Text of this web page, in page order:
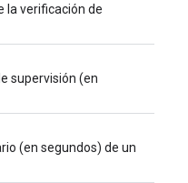
la verificación de
supervisión (en
(en segundos) de un